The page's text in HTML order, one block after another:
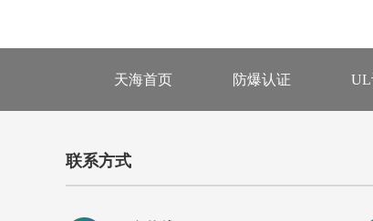
天海首页 防爆认证 UL
联系方式